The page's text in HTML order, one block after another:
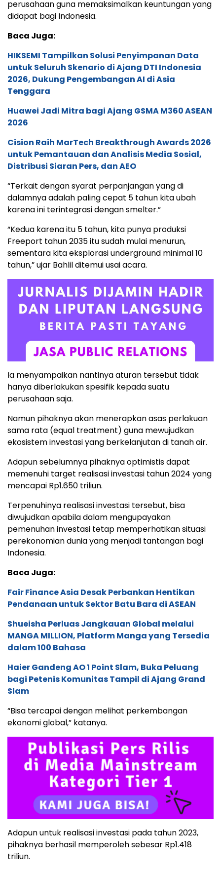
perusahaan guna memaksimalkan keuntungan yang
didapat bagi Indonesia.
Baca Juga:
HIKSEMI Tampilkan Solusi Penyimpanan Data
untuk Seluruh Skenario di Ajang DTI Indonesia
2026, Dukung Pengembangan AI di Asia
Tenggara
Huawei Jadi Mitra bagi Ajang GSMA M360 ASEAN
2026
Cision Raih MarTech Breakthrough Awards 2026
untuk Pemantauan dan Analisis Media Sosial,
Distribusi Siaran Pers, dan AEO
“Terkait dengan syarat perpanjangan yang di
dalamnya adalah paling cepat 5 tahun kita ubah
karena ini terintegrasi dengan smelter.”
“Kedua karena itu 5 tahun, kita punya produksi
Freeport tahun 2035 itu sudah mulai menurun,
sementara kita eksplorasi underground minimal 10
tahun,” ujar Bahlil ditemui usai acara.
Ia menyampaikan nantinya aturan tersebut tidak
hanya diberlakukan spesifik kepada suatu
perusahaan saja.
Namun pihaknya akan menerapkan asas perlakuan
sama rata (equal treatment) guna mewujudkan
ekosistem investasi yang berkelanjutan di tanah air.
Adapun sebelumnya pihaknya optimistis dapat
memenuhi target realisasi investasi tahun 2024 yang
mencapai Rp1.650 triliun.
Terpenuhinya realisasi investasi tersebut, bisa
diwujudkan apabila dalam mengupayakan
pemenuhan investasi tetap memperhatikan situasi
perekonomian dunia yang menjadi tantangan bagi
Indonesia.
Baca Juga:
Fair Finance Asia Desak Perbankan Hentikan
Pendanaan untuk Sektor Batu Bara di ASEAN
Shueisha Perluas Jangkauan Global melalui
MANGA MILLION, Platform Manga yang Tersedia
dalam 100 Bahasa
Haier Gandeng AO 1 Point Slam, Buka Peluang
bagi Petenis Komunitas Tampil di Ajang Grand
Slam
“Bisa tercapai dengan melihat perkembangan
ekonomi global,” katanya.
Adapun untuk realisasi investasi pada tahun 2023,
pihaknya berhasil memperoleh sebesar Rp1.418
triliun.